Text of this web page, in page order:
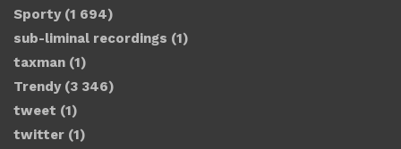
Sporty(1 694)
sub-liminal recordings (1)
taxman (1)
Trendy(3 346)
tweet (1)
twitter (1)